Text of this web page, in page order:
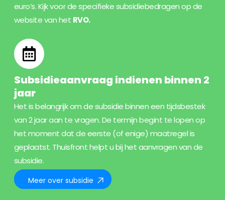
euro’s. Kijk voor de specifieke subsidiebedragen op de
website van het RVO.
Subsidieaanvraag indienen binnen 2
jaar
Het is belangrijk om de subsidie binnen een tijdsbestek
van 2 jaar aan te vragen. De termijn begint te lopen op
het moment dat de eerste (of enige) maatregel is
geplaatst. Thuisfront helpt u bij het aanvragen van de
subsidie.
Meer over subsidie